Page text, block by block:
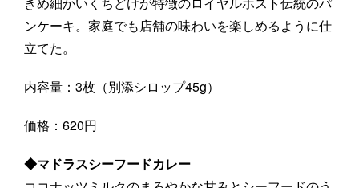
ンケーキ。家庭でも店舗の味わいを楽しめるように仕
立てた。
内容量：3枚（別添シロップ45g）
価格：620円
◆マドラスシーフードカレー